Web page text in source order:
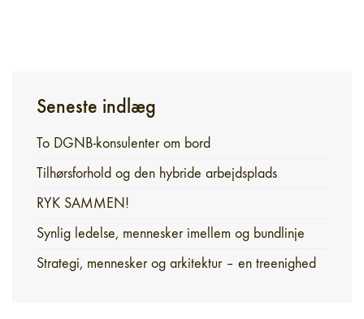
Seneste indlæg
To DGNB-konsulenter om bord
Tilhørsforhold og den hybride arbejdsplads
RYK SAMMEN!
Synlig ledelse, mennesker imellem og bundlinje
Strategi, mennesker og arkitektur – en treenighed